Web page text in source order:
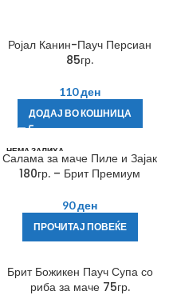
Ројал Канин-Пауч Персиан
85гр.
110ден
ДОДАЈ ВО КОШНИЦА
НЕМА ЗАЛИХА
Салама за маче Пиле и Зајак
180гр. – Брит Премиум
90ден
ПРОЧИТАЈ ПОВЕЌЕ
Брит Божикен Пауч Супа со
риба за маче 75гр.